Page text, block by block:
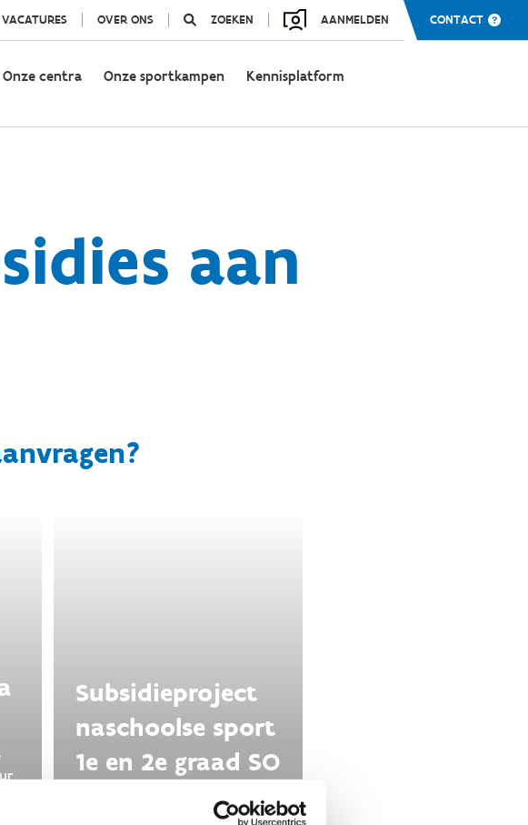
VACATURES OVER ONS ZOEKEN AANMELDEN CONTACT
Onze centra Onze sportkampen Kennisplatform
aan
Subsidieproject
naschoolse sport
1e en 2e graad SO
'ondersteuning'. Scholen kunnen